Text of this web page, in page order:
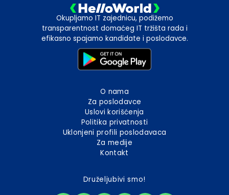
Okupljamo IT zajednicu, podižemo
transparentnost domaćeg IT tržišta rada i
efikasno spajamo kandidate i poslodavce.
O nama
Za poslodavce
Uslovi korišćenja
Politika privatnosti
Uklonjeni profili poslodavaca
Za medije
Kontakt
Druželjubivi smo!